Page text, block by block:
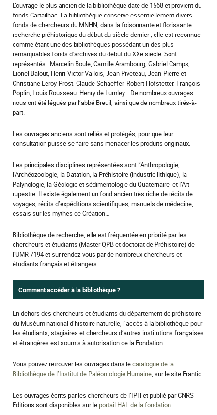
L’ouvrage le plus ancien de la bibliothèque date de 1568 et provient du
fonds Cartailhac. La bibliothèque conserve essentiellement divers
fonds de chercheurs du MNHN, dans la foisonnante et florissante
recherche préhistorique du début du siècle dernier ; elle est reconnue
comme étant une des bibliothèques possédant un des plus
remarquables fonds d’archives du début du XXe siècle. Sont
représentés : Marcelin Boule, Camille Arambourg, Gabriel Camps,
Lionel Balout, Henri-Victor Vallois, Jean Piveteau, Jean-Pierre et
Christiane Leroy-Prost, Claude Schaeffer, Robert Hofstetter, François
Poplin, Louis Rousseau, Henry de Lumley… De nombreux ouvrages
nous ont été légués par l’abbé Breuil, ainsi que de nombreux tirés-à-
part.
Les ouvrages anciens sont reliés et protégés, pour que leur
consultation puisse se faire sans menacer les produits originaux.
Les principales disciplines représentées sont l’Anthropologie,
l’Archéozoologie, la Datation, la Préhistoire (industrie lithique), la
Palynologie, la Géologie et sédimentologie du Quaternaire, et l’Art
rupestre. Il existe également un fond ancien très riche de récits de
voyages, récits d’expéditions scientifiques, manuels de médecine,
essais sur les mythes de Création…
Bibliothèque de recherche, elle est fréquentée en priorité par les
chercheurs et étudiants (Master QPB et doctorat de Préhistoire) de
l’UMR 7194 et sur rendez-vous par de nombreux chercheurs et
étudiants français et étrangers.
Comment accéder à la bibliothèque ?
En dehors des chercheurs et étudiants du département de préhistoire
du Muséum national d’histoire naturelle, l’accès à la bibliothèque pour
les étudiants, stagiaires et chercheurs d’autres institutions françaises
et étrangères est soumis à autorisation de la Fondation.
Vous pouvez retrouver les ouvrages dans lecatalogue de la
Bibliothèque de l’Institut de Paléontologie Humaine, sur le site Frantiq.
Les ouvrages écrits par les chercheurs de l’IPH et publié par CNRS
Editions sont disponibles sur le portail HAL de la fondation.